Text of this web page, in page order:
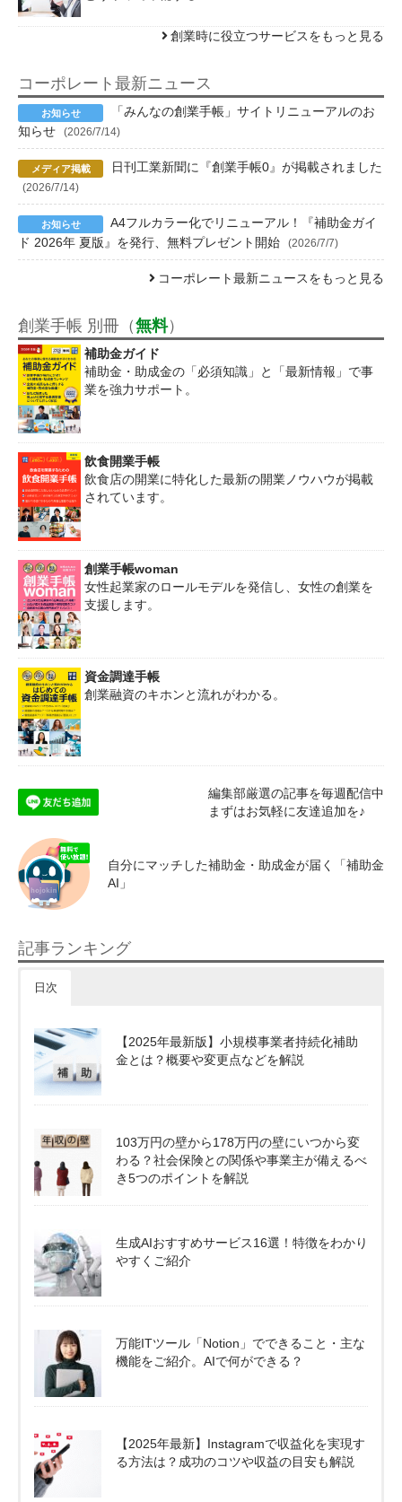
創業時に役立つサービスをもっと見る
コーポレート最新ニュース
「みんなの創業手帳」サイトリニューアルのお
知らせ
(2026/7/14)
日刊工業新聞に『創業手帳0』が掲載されました
(2026/7/14)
A4フルカラー化でリニューアル！『補助金ガイ
ド 2026年 夏版』を発行、無料プレゼント開始
(2026/7/7)
コーポレート最新ニュースをもっと見る
創業手帳 別冊（無料）
補助金ガイド
補助金・助成金の「必須知識」と「最新情報」で事
業を強力サポート。
飲食開業手帳
飲食店の開業に特化した最新の開業ノウハウが掲載
されています。
創業手帳woman
女性起業家のロールモデルを発信し、女性の創業を
支援します。
資金調達手帳
創業融資のキホンと流れがわかる。
編集部厳選の記事を毎週配信中
まずはお気軽に友達追加を♪
自分にマッチした補助金・助成金が届く「補助金
AI」
記事ランキング
日次
【2025年最新版】小規模事業者持続化補助
金とは？概要や変更点などを解説
103万円の壁から178万円の壁にいつから変
わる？社会保険との関係や事業主が備えるべ
き5つのポイントを解説
生成AIおすすめサービス16選！特徴をわかり
やすくご紹介
万能ITツール「Notion」でできること・主な
機能をご紹介。AIで何ができる？
【2025年最新】Instagramで収益化を実現す
る方法は？成功のコツや収益の目安も解説